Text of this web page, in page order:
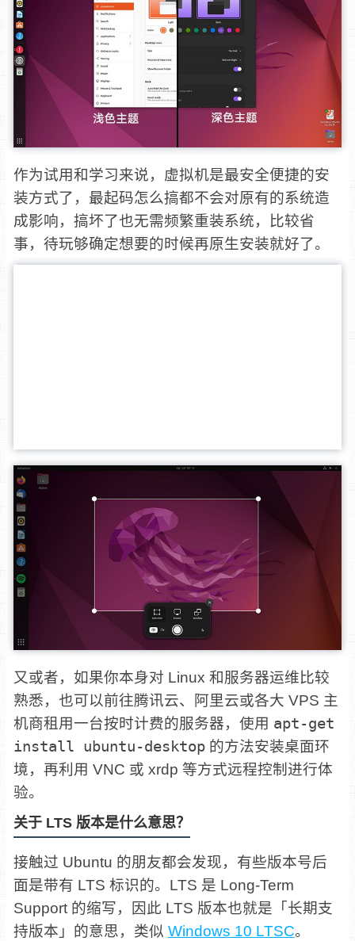
作为试用和学习来说，虚拟机是最安全便捷的安
装方式了，最起码怎么搞都不会对原有的系统造
成影响，搞坏了也无需频繁重装系统，比较省
事，待玩够确定想要的时候再原生安装就好了。
又或者，如果你本身对 Linux 和服务器运维比较
熟悉，也可以前往腾讯云、阿里云或各大 VPS 主
机商租用一台按时计费的服务器，使用 apt-get
install ubuntu-desktop的方法安装桌面环
境，再利用 VNC 或 xrdp 等方式远程控制进行体
验。
关于 LTS 版本是什么意思？
接触过 Ubuntu 的朋友都会发现，有些版本号后
面是带有 LTS 标识的。LTS 是 Long-Term
Support 的缩写，因此 LTS 版本也就是「长期支
持版本」的意思，类似 Windows 10 LTSC。